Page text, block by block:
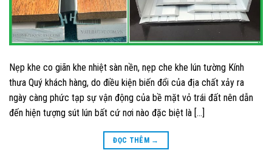
Nẹp khe co giãn khe nhiệt sàn nền, nẹp che khe lún tường Kính
thưa Quý khách hàng, do điều kiện biến đổi của địa chất xảy ra
ngày càng phức tạp sự vận động của bề mặt vỏ trái đất nên dẫn
đến hiện tượng sút lún bất cứ nơi nào đặc biệt là […]
ĐỌC THÊM →